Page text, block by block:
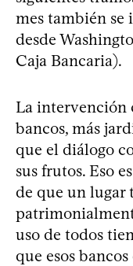
mes también se
desde
Caja Bancaria).
La intervención
bancos, más
que el diálogo
sus frutos. Eso
de que un lugar
uso de todos
que esos